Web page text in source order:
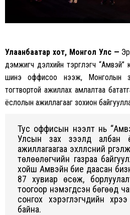
Улаанбаатар хот, Монгол Улс —
дэмжигч дэлхийн тэргүүлэгч
шинэ оффисоо нээж, Монголын
тогтвортой ажиллах амлалтаа
ёслолын ажиллагааг зохион
Тус оффисын нээлт нь
Улсын зах зээлд албан
ажиллагаагаа эхлүүлсний
төлөөлөгчийн газраа
хойш Амвэйн бие даасан
87 хувиар өсөж,
тоогоор нэмэгдсэн бөгөөд
сонгох хэрэглэгчдийн
байна.